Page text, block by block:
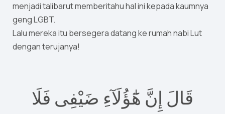
menjadi talibarut memberitahu hal ini kepada kaumnya
geng LGBT.
Lalu mereka itu bersegera datang ke rumah nabi Lut
dengan terujanya!
قَالَ إِنَّ هَٰٓؤُلَآءِ ضَيْفِى فَلَا